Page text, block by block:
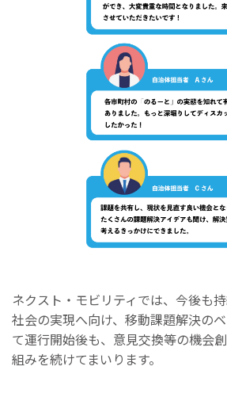
ネクスト・モビリティでは、今後も
社会の実現へ向け、移動課題解決の
て運行開始後も、意見交換等の機会
組みを続けてまいります。